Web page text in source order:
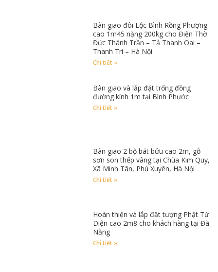
Bàn giao đôi Lộc Bình Rồng Phượng
cao 1m45 nặng 200kg cho Điện Thờ
Đức Thánh Trần – Tả Thanh Oai –
Thanh Trì – Hà Nội
Chi tiết »
Bàn giao và lắp đặt trống đồng
đường kính 1m tại Bình Phước
Chi tiết »
Bàn giao 2 bộ bát bửu cao 2m, gỗ
sơn son thếp vàng tại Chùa Kim Quy,
Xã Minh Tân, Phú Xuyên, Hà Nội
Chi tiết »
Hoàn thiện và lắp đặt tượng Phật Tứ
Diện cao 2m8 cho khách hàng tại Đà
Nẵng
Chi tiết »